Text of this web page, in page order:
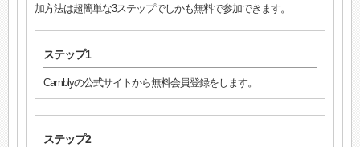
加方法は超簡単な3ステップでしかも無料で参加できます。
ステップ1
Camblyの公式サイトから無料会員登録をします。
ステップ2